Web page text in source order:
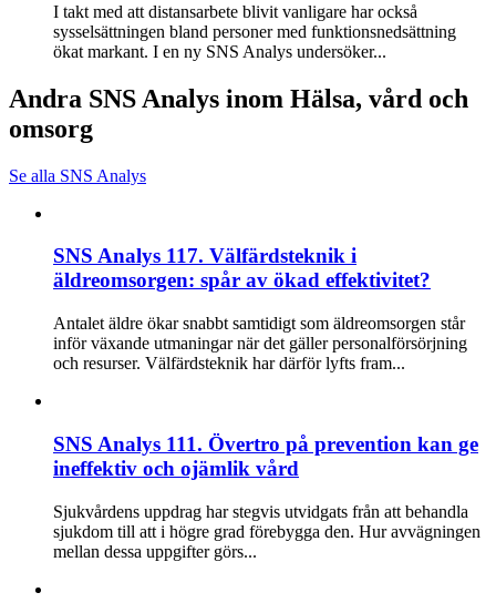
I takt med att distansarbete blivit vanligare har också
sysselsättningen bland personer med funktionsnedsättning
ökat markant. I en ny SNS Analys undersöker...
Andra SNS Analys inom Hälsa, vård och
omsorg
Se alla SNS Analys
SNS Analys 117. Välfärdsteknik i
äldreomsorgen: spår av ökad effektivitet?
Antalet äldre ökar snabbt samtidigt som äldreomsorgen står
inför växande utmaningar när det gäller personalförsörjning
och resurser. Välfärdsteknik har därför lyfts fram...
SNS Analys 111. Övertro på prevention kan ge
ineffektiv och ojämlik vård
Sjukvårdens uppdrag har stegvis utvidgats från att behandla
sjukdom till att i högre grad förebygga den. Hur avvägningen
mellan dessa uppgifter görs...